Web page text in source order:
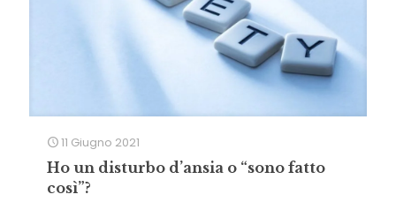
11 Giugno 2021
Ho un disturbo d’ansia o “sono fatto
così”?